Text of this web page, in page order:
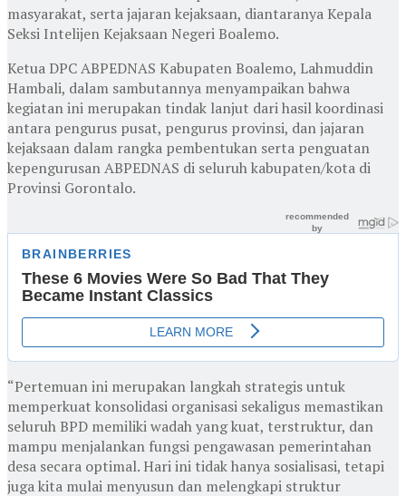
masyarakat, serta jajaran kejaksaan, diantaranya Kepala
Seksi Intelijen Kejaksaan Negeri Boalemo.
Ketua DPC ABPEDNAS Kabupaten Boalemo, Lahmuddin
Hambali, dalam sambutannya menyampaikan bahwa
kegiatan ini merupakan tindak lanjut dari hasil koordinasi
antara pengurus pusat, pengurus provinsi, dan jajaran
kejaksaan dalam rangka pembentukan serta penguatan
kepengurusan ABPEDNAS di seluruh kabupaten/kota di
Provinsi Gorontalo.
“Pertemuan ini merupakan langkah strategis untuk
memperkuat konsolidasi organisasi sekaligus memastikan
seluruh BPD memiliki wadah yang kuat, terstruktur, dan
mampu menjalankan fungsi pengawasan pemerintahan
desa secara optimal. Hari ini tidak hanya sosialisasi, tetapi
juga kita mulai menyusun dan melengkapi struktur